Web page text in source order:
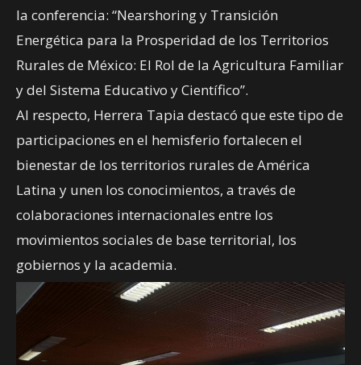
la conferencia: “Nearshoring y Transición
Energética para la Prosperidad de los Territorios
Rurales de México: El Rol de la Agricultura Familiar
y del Sistema Educativo y Científico”.
Al respecto, Herrera Tapia destacó que este tipo de
participaciones en el hemisferio fortalecen el
bienestar de los territorios rurales de América
Latina y unen los conocimientos, a través de
colaboraciones internacionales entre los
movimientos sociales de base territorial, los
gobiernos y la academia.